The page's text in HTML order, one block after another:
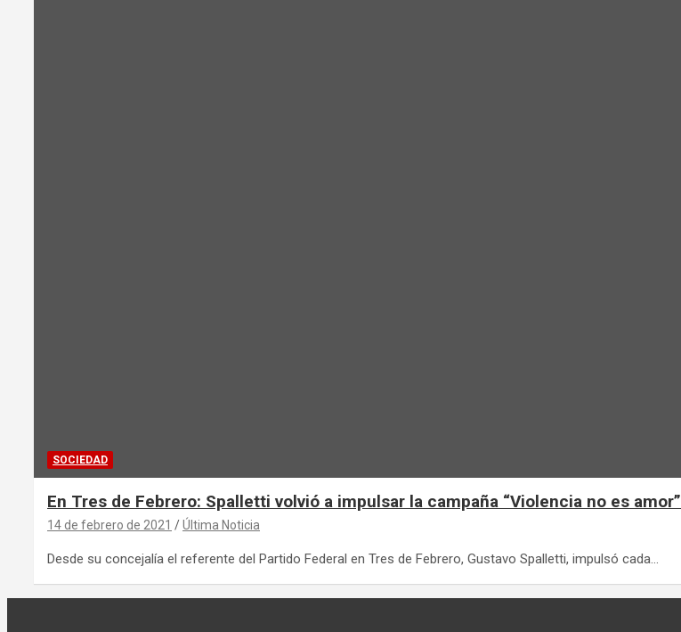
SOCIEDAD
En Tres de Febrero: Spalletti volvió a impulsar la campaña “Violencia no es amor”
14 de febrero de 2021 Última Noticia
Desde su concejalía el referente del Partido Federal en Tres de Febrero, Gustavo Spalletti, impulsó cada…